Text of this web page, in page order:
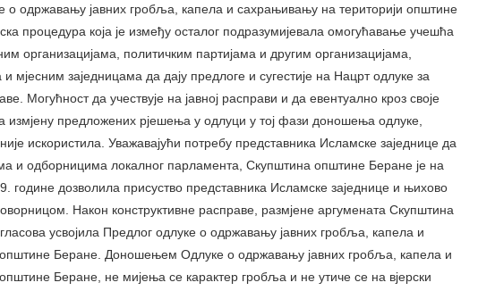
одржавању јавних гробља, капела и сахрањивању на територији општине
процедура која је између осталог подразумијевала омогућавање учешћа
организацијама, политичким партијама и другим организацијама,
заједницама да дају предлоге и сугестије на Нацрт одлуке за
Могућност да учествује на јавној расправи и да евентуално кроз своје
измјену предложених рјешења у одлуци у тој фази доношења одлуке,
искористила. Уважавајући потребу представника Исламске заједнице да
и одборницима локалног парламента, Скупштина општине Беране је на
године дозволила присуство представника Исламске заједнице и њихово
Након конструктивне расправе, размјене аргумената Скупштина
усвојила Предлог одлуке о одржавању јавних гробља, капела и
Беране. Доношењем Одлуке о одржавању јавних гробља, капела и
Беране, не мијења се карактер гробља и не утиче се на вјерски